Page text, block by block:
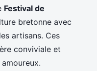
Festival de
bretonne avec
artisans. Ces
conviviale et